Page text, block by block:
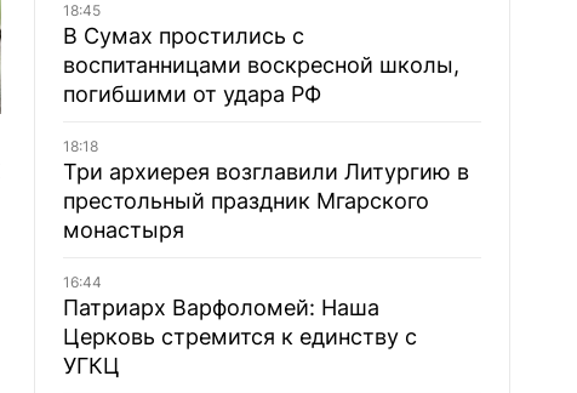
18:45
В Сумах простились с
воспитанницами воскресной школы,
погибшими от удара РФ
18:18
Три архиерея возглавили Литургию в
престольный праздник Мгарского
монастыря
16:44
Патриарх Варфоломей: Наша
Церковь стремится к единству с
УГКЦ